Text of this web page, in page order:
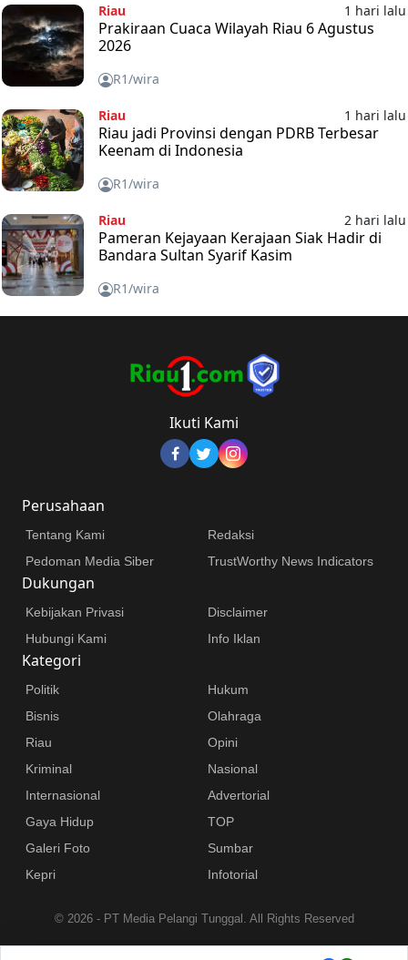
Riau 1 hari lalu
Prakiraan Cuaca Wilayah Riau 6 Agustus
2026
R1/wira
Riau 1 hari lalu
Riau jadi Provinsi dengan PDRB Terbesar
Keenam di Indonesia
R1/wira
Riau 2 hari lalu
Pameran Kejayaan Kerajaan Siak Hadir di
Bandara Sultan Syarif Kasim
R1/wira
Ikuti Kami
Perusahaan
Tentang Kami
Redaksi
Pedoman Media Siber
TrustWorthy News Indicators
Dukungan
Kebijakan Privasi
Disclaimer
Hubungi Kami
Info Iklan
Kategori
Politik
Hukum
Bisnis
Olahraga
Riau
Opini
Kriminal
Nasional
Internasional
Advertorial
Gaya Hidup
TOP
Galeri Foto
Sumbar
Kepri
Infotorial
© 2026 - PT Media Pelangi Tunggal. All Rights Reserved